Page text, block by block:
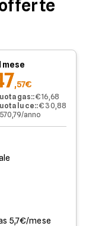
mese
,57€
gas::€ 16,68
luce::€ 30,88
anno
5,7€/mese